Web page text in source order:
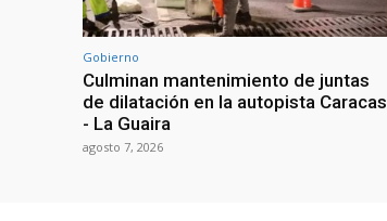
Gobierno
Culminan mantenimiento de juntas
de dilatación en la autopista Caracas
- La Guaira
agosto 7, 2026